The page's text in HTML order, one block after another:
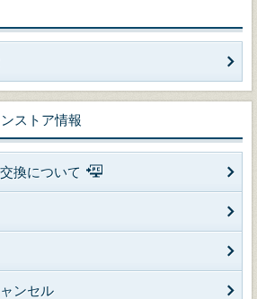
ストア情報
換について
ンセル